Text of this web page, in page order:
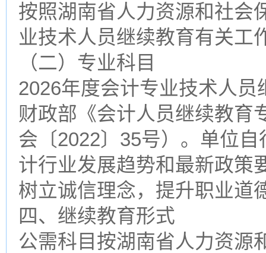
按照湖南省人力资源和社会
业技术人员继续教育有关工
（二）专业科目
2026年度会计专业技术人
财政部《会计人员继续教育
会〔2022〕35号）。单位
计行业发展趋势和最新政策
树立诚信理念，提升职业道
四、继续教育形式
公需科目按湖南省人力资源